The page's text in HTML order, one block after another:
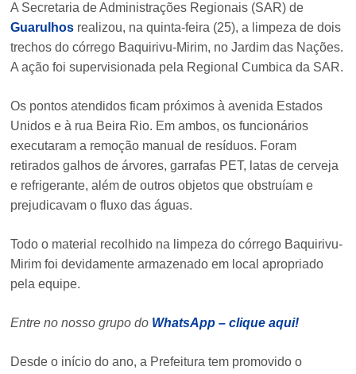
A Secretaria de Administrações Regionais (SAR) de
Guarulhos realizou, na quinta-feira (25), a limpeza de dois
trechos do córrego Baquirivu-Mirim, no Jardim das Nações.
A ação foi supervisionada pela Regional Cumbica da SAR.
Os pontos atendidos ficam próximos à avenida Estados
Unidos e à rua Beira Rio. Em ambos, os funcionários
executaram a remoção manual de resíduos. Foram
retirados galhos de árvores, garrafas PET, latas de cerveja
e refrigerante, além de outros objetos que obstruíam e
prejudicavam o fluxo das águas.
Todo o material recolhido na limpeza do córrego Baquirivu-
Mirim foi devidamente armazenado em local apropriado
pela equipe.
Entre no nosso grupo do WhatsApp – clique aqui!
Desde o início do ano, a Prefeitura tem promovido o